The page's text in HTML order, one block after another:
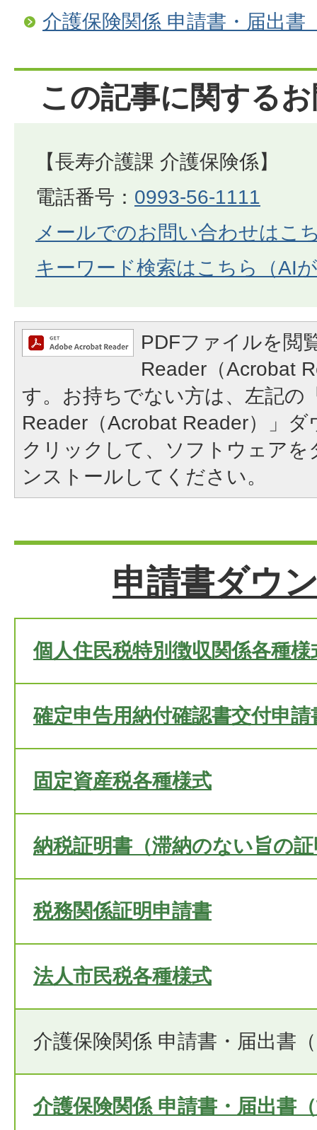
介護保険関係 申請書・届出書
この記事に関する
【長寿介護課 介護保険係】
電話番号： 0993-56-1111
メールでのお問い合わせはこ
キーワード検索はこちら（AI
PDFファイルを閲
Reader（Acrobat
す。お持ちでない方は、左記の
Reader（Acrobat Reader）」
クリックして、ソフトウェア
ンストールしてください。
申請書ダウ
個人住民税特別徴収関係各種様
確定申告用納付確認書交付申請
固定資産税各種様式
納税証明書（滞納のない旨の
税務関係証明申請書
法人市民税各種様式
介護保険関係 申請書・届出書
介護保険関係 申請書・届出書